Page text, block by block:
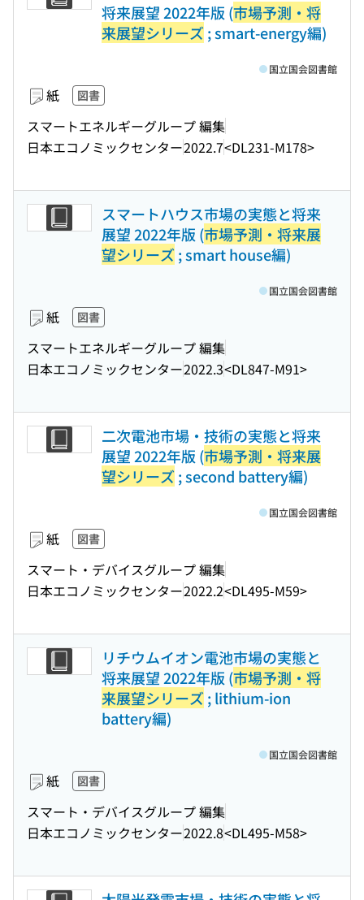
将来展望 2022年版 (市場予測・将
来展望シリーズ ; smart-energy編)
紙 図書
スマートエネルギーグループ 編集
日本エコノミックセンター2022.7<DL231-M178>
国立国会図書館
スマートハウス市場の実態と将来
展望 2022年版 (市場予測・将来展
望シリーズ ; smart house編)
紙 図書
スマートエネルギーグループ 編集
日本エコノミックセンター2022.3<DL847-M91>
国立国会図書館
二次電池市場・技術の実態と将来
展望 2022年版 (市場予測・将来展
望シリーズ ; second battery編)
紙 図書
スマート・デバイスグループ 編集
日本エコノミックセンター2022.2<DL495-M59>
国立国会図書館
リチウムイオン電池市場の実態と
将来展望 2022年版 (市場予測・将
来展望シリーズ ; lithium-ion
battery編)
紙 図書
スマート・デバイスグループ 編集
日本エコノミックセンター2022.8<DL495-M58>
国立国会図書館